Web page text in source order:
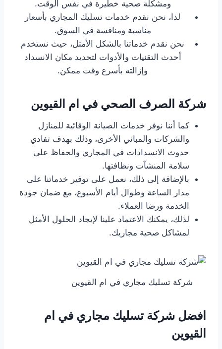
ومشكلة صحية خطيرة في نفس الوقت.
لذا، نحن نقدم خدمات تسليك المجاري بأسعار
مناسبة ومنافسة في السوق.
نحن نقدم خدماتنا بالشكل الأمثل، حيث نستخدم
أحدث التقنيات والأدوات لتحديد مكان الانسداد
وإزالته بأسرع وقت ممكن.
شركة الصرف الصحي في ام القيوين
كما أننا نوفر خدمات الصيانة الوقائية للمنازل
والشركات والمباني الأخرى، وذلك بهدف تفادي
حدوث الانسدادات في المجاري والحفاظ على
سلامة المنشآت ونظافتها.
بالإضافة إلى ذلك، نعمل على توفير خدماتنا على
مدار الساعة وطوال أيام الأسبوع، مع ضمان جودة
الخدمة ورضا العملاء.
لذلك، يمكنك الاعتماد علينا لإيجاد الحلول الأمثل
لمشاكل صحية مجاريك.
شركة تسليك مجاري في ام القيوين
افضل شركة تسليك مجاري في ام
القيوين